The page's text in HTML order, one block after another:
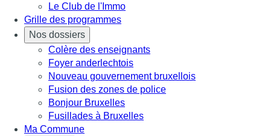
Le Club de l'Immo
Grille des programmes
Nos dossiers
Colère des enseignants
Foyer anderlechtois
Nouveau gouvernement bruxellois
Fusion des zones de police
Bonjour Bruxelles
Fusillades à Bruxelles
Ma Commune